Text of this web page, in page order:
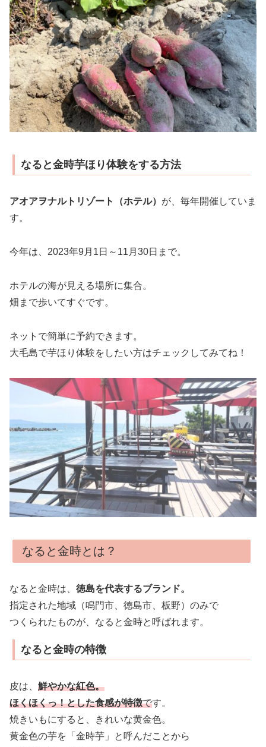
なると金時芋ほり体験をする方法
アオアヲナルトリゾート（ホテル） が、毎年開催していま
す。
今年は、2023年9月1日～11月30日まで。
ホテルの海が見える場所に集合。
畑まで歩いてすぐです。
ネットで簡単に予約できます。
大毛島で芋ほり体験をしたい方はチェックしてみてね！
なると金時とは？
なると金時は、 徳島を代表するブランド。
指定された地域（鳴門市、徳島市、板野）のみで
つくられたものが、なると金時と呼ばれます。
なると金時の特徴
皮は、 鮮やかな紅色。
ほくほくっ！とした食感が特徴です。
焼きいもにすると、きれいな黄金色。
黄金色の芋を「金時芋」と呼んだことから